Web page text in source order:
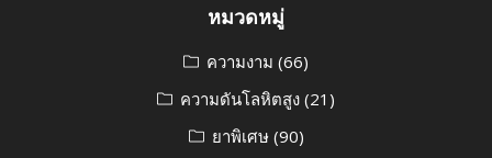
หมวดหมู่
ความงาม (66)
ความดันโลหิตสูง (21)
ยาพิเศษ(90)